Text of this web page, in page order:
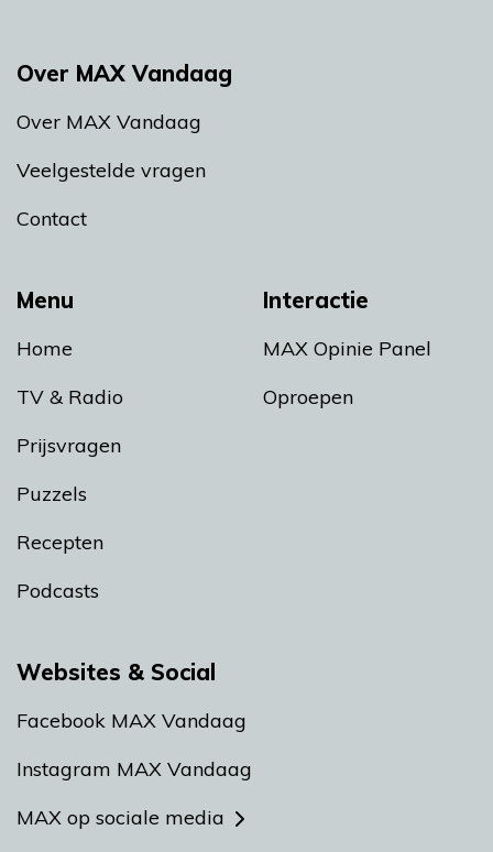
Menu
Home
TV & Radio
Prijsvragen
Puzzels
Recepten
Podcasts
Interactie
MAX Opinie Panel
Oproepen
Over MAX Vandaag
Over MAX Vandaag
Veelgestelde vragen
Contact
Websites & Social
Facebook MAX Vandaag
Instagram MAX Vandaag
MAX op sociale media